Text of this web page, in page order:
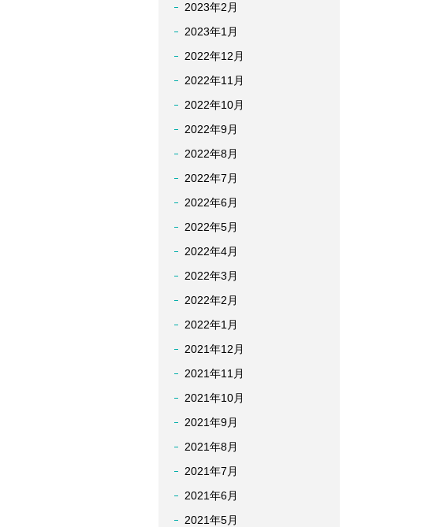
2023年2月
2023年1月
2022年12月
2022年11月
2022年10月
2022年9月
2022年8月
2022年7月
2022年6月
2022年5月
2022年4月
2022年3月
2022年2月
2022年1月
2021年12月
2021年11月
2021年10月
2021年9月
2021年8月
2021年7月
2021年6月
2021年5月